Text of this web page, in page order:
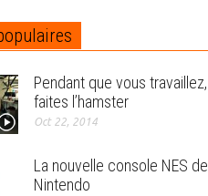
Pendant que vous travaillez,
faites l’hamster
Oct 22, 2014
La nouvelle console NES de
Nintendo